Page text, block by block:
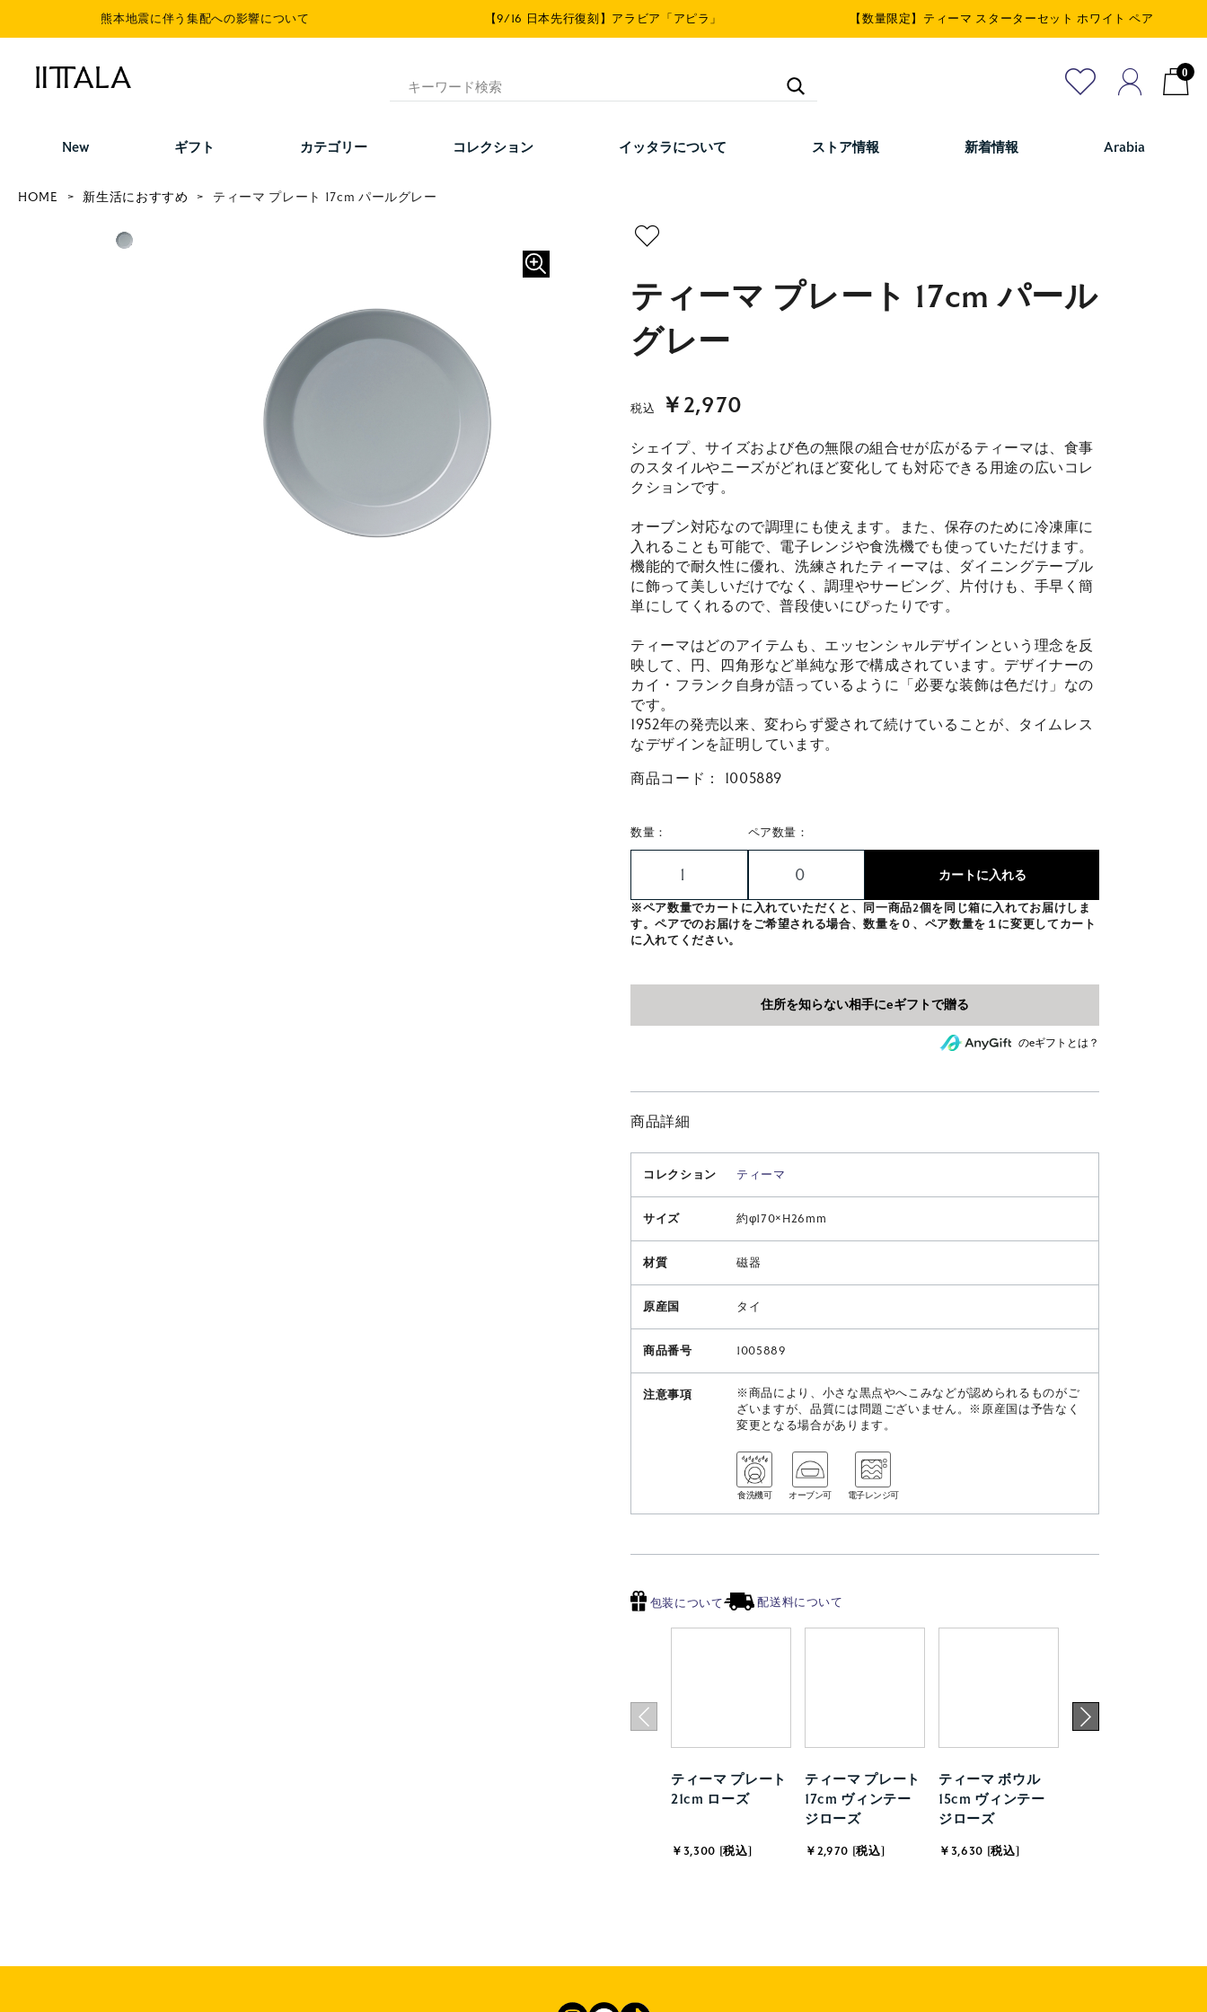
熊本地震に伴う集配への影響について 【9/16 日本先行復刻】アラビア「アピラ」 【数量限定】ティーマ スターターセット ホワイト ペア
0
New ギフト カテゴリー コレクション イッタラについて ストア情報 新着情報 Arabia
HOME 新生活におすすめ ティーマ プレート 17cm パールグレー
ティーマ プレート 17cm パール
グレー
税込 ￥2,970
シェイプ、サイズおよび色の無限の組合せが広がるティーマは、食事
のスタイルやニーズがどれほど変化しても対応できる用途の広いコレ
クションです。
オーブン対応なので調理にも使えます。また、保存のために冷凍庫に
入れることも可能で、電子レンジや食洗機でも使っていただけます。
機能的で耐久性に優れ、洗練されたティーマは、ダイニングテーブル
に飾って美しいだけでなく、調理やサービング、片付けも、手早く簡
単にしてくれるので、普段使いにぴったりです。
ティーマはどのアイテムも、エッセンシャルデザインという理念を反
映して、円、四角形など単純な形で構成されています。デザイナーの
カイ・フランク自身が語っているように「必要な装飾は色だけ」なの
です。
1952年の発売以来、変わらず愛されて続けていることが、タイムレス
なデザインを証明しています。
商品コード： 1005889
数量： ペア数量：
カートに入れる
※ペア数量でカートに入れていただくと、同一商品2個を同じ箱に入れてお届けしま
す。ペアでのお届けをご希望される場合、数量を０、ペア数量を１に変更してカート
に入れてください。
のeギフトとは？
商品詳細
コレクション ティーマ
サイズ 約φ170×H26mm
材質 磁器
原産国 タイ
商品番号 1005889
注意事項
※商品により、小さな黒点やへこみなどが認められるものがご
ざいますが、品質には問題ございません。※原産国は予告なく
変更となる場合があります。
食洗機可 オーブン可 電子レンジ可
包装について 配送料について
ティーマ プレート
21cm ローズ
￥3,300 [税込]
ティーマ プレート
17cm ヴィンテー
ジローズ
￥2,970 [税込]
ティーマ ボウル
15cm ヴィンテー
ジローズ
￥3,630 [税込]